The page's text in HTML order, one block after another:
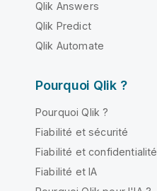
Qlik Answers
Qlik Predict
Qlik Automate
Pourquoi Qlik ?
Pourquoi Qlik ?
Fiabilité et sécurité
Fiabilité et confidentialité
Fiabilité et IA